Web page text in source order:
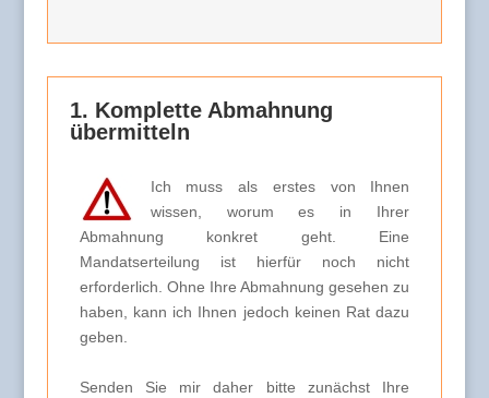
1. Komplette Abmahnung
übermitteln
Ich muss als erstes von Ihnen
wissen, worum es in Ihrer
Abmahnung konkret geht. Eine
Mandatserteilung ist hierfür noch nicht
erforderlich. Ohne Ihre Abmahnung gesehen zu
haben, kann ich Ihnen jedoch keinen Rat dazu
geben.
Senden Sie mir daher bitte zunächst Ihre